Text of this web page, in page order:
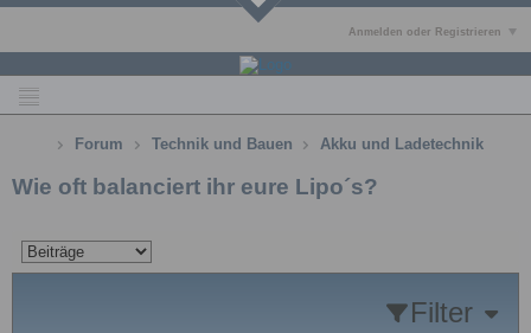
Anmelden oder Registrieren
Forum Technik und Bauen Akku und Ladetechnik
Wie oft balanciert ihr eure Lipo´s?
Filter